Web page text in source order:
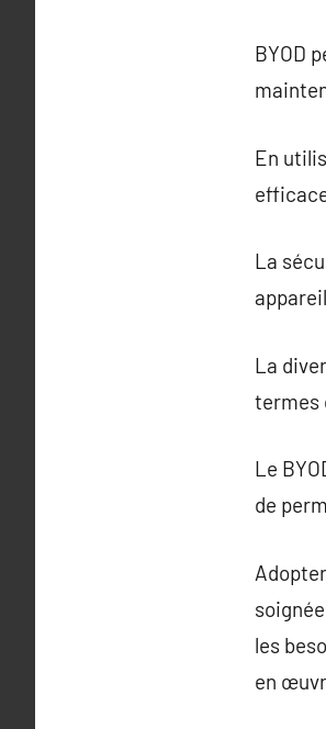
BYOD
En
La
La
termes
Le
de
les
en